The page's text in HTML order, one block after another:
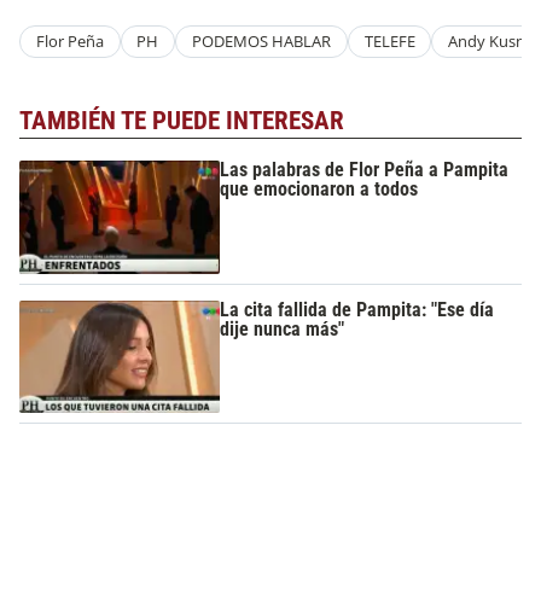
Flor Peña PH PODEMOS HABLAR TELEFE Andy
TAMBIÉN TE PUEDE INTERESAR
Las palabras de Flor Peña a Pampita
que emocionaron a todos
La cita fallida de Pampita: "Ese día
dije nunca más"